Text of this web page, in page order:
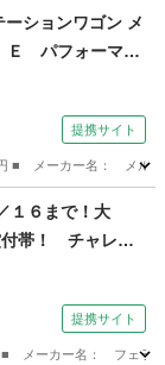
ションワゴン メ
パフォーマン
Ｇパフォーマ
提携サイト
■ メーカー名： メ
１６まで！大
帯！ チャレン
可変マフラー
レーキ パーク
ッチウェア残９
提携サイト
■ メーカー名： フェ